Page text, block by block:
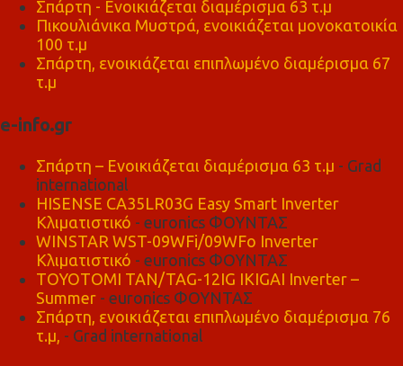
Σπάρτη - Ενοικιάζεται διαμέρισμα 63 τ.μ
Πικουλιάνικα Μυστρά, ενοικιάζεται μονοκατοικία
100 τ.μ
Σπάρτη, ενοικιάζεται επιπλωμένο διαμέρισμα 67
τ.μ
e-info.gr
Σπάρτη – Ενοικιάζεται διαμέρισμα 63 τ.μ - Grad
international
HISENSE CA35LR03G Easy Smart Inverter
Κλιματιστικό - euronics ΦΟΥΝΤΑΣ
WINSTAR WST-09WFi/09WFo Inverter
Κλιματιστικό - euronics ΦΟΥΝΤΑΣ
TOYOTOMI TAN/TAG-12IG IKIGAI Inverter –
Summer - euronics ΦΟΥΝΤΑΣ
Σπάρτη, ενοικιάζεται επιπλωμένο διαμέρισμα 76
τ.μ, - Grad international